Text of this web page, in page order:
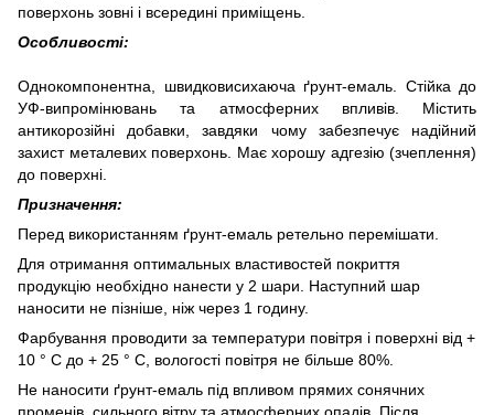
поверхонь зовні і всередині приміщень.
Особливості:
Однокомпонентна, швидковисихаюча ґрунт-емаль. Стійка до
УФ-випромінювань та атмосферних впливів. Містить
антикорозійні добавки, завдяки чому забезпечує надійний
захист металевих поверхонь. Має хорошу адгезію (зчеплення)
до поверхні.
Призначення:
Перед використанням ґрунт-емаль ретельно перемішати.
Для отримання оптимальных властивостей покриття
продукцію необхідно нанести у 2 шари. Наступний шар
наносити не пізніше, ніж через 1 годину.
Фарбування проводити за температури повітря і поверхні від +
10 ° С до + 25 ° С, вологості повітря не більше 80%.
Не наносити ґрунт-емаль під впливом прямих сонячних
променів, сильного вітру та атмосферних опадів. Після